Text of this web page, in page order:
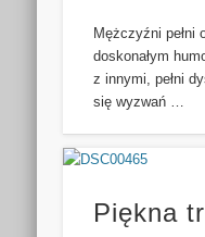
Mężczyźni pełni
doskonałym
z innymi, pełni
się wyzwań …
Piękna